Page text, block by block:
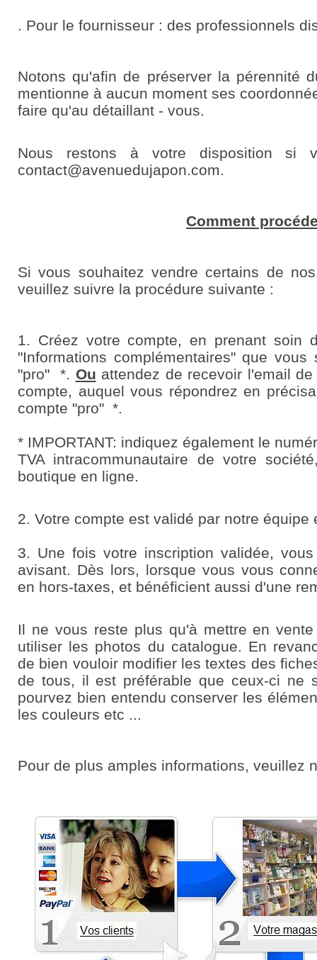
. Pour le fournisseur : des professionnels
Notons qu'afin de préserver la pérennité
mentionne à aucun moment ses
faire qu'au détaillant - vous.
Nous restons à votre disposition si
contact@avenuedujapon.com.
Comment
Si vous souhaitez vendre certains de
veuillez suivre la procédure suivante :
1. Créez votre compte, en prenant soin
"Informations complémentaires" que
"pro" *. Ou attendez de recevoir l'email
compte, auquel vous répondrez en
compte "pro" *.
* IMPORTANT: indiquez également le
TVA intracommunautaire de votre
boutique en ligne.
2. Votre compte est validé par notre équipe
3. Une fois votre inscription validée,
avisant. Dès lors, lorsque vous vous
en hors-taxes, et bénéficient aussi d'une
Il ne vous reste plus qu'à mettre en
utiliser les photos du catalogue. En
de bien vouloir modifier les textes des
de tous, il est préférable que ceux-ci ne
pourvez bien entendu conserver les
les couleurs etc ...
Pour de plus amples informations, veuillez